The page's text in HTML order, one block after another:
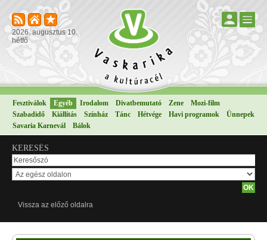
2026. augusztus 10.
hétfő
Fesztiválok Egyéb Irodalom Divatbemutató Zene
Mozi-film
Szabadidő
Kiállítás Színház Tánc Hétvége Havi programok
Ünnepek
Savaria Karnevál
Bálok
KERESÉS
Vissza az előző oldalra